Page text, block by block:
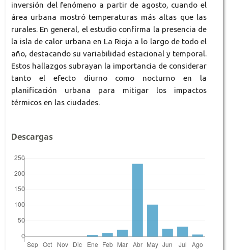
inversión del fenómeno a partir de agosto, cuando el
área urbana mostró temperaturas más altas que las
rurales. En general, el estudio confirma la presencia de
la isla de calor urbana en La Rioja a lo largo de todo el
año, destacando su variabilidad estacional y temporal.
Estos hallazgos subrayan la importancia de considerar
tanto el efecto diurno como nocturno en la
planificación urbana para mitigar los impactos
térmicos en las ciudades.
Descargas